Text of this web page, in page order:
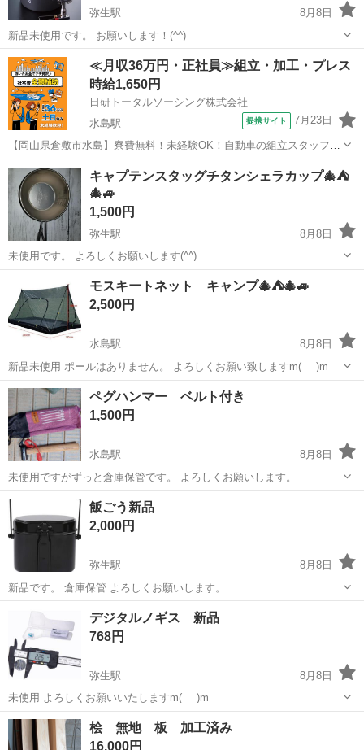
弥生駅
8月8日
新品未使用です。 お願いします！(^^)
岡山 倉敷市 弥生駅 その他 新品
≪月収36万円・正社員≫組立・加工・プレス
時給1,650円
日研トータルソーシング株式会社
水島駅
提携サイト 7月23日
【岡山県倉敷市水島】寮費無料！未経験OK！自動車の組立スタッフ
《お仕事No.NS0089》 お仕事について 車の組立作業です。専用レール
に乗って流れてくる車の骨組みに、車内外の各部品・ハンドル・足回
り・ドア・シートなどの各...
岡山 倉敷市 水島駅 その他
キャプテンスタッグチタンシェラカップ🎄⛺
🎄🚙
1,500円
弥生駅
8月8日
未使用です。 よろしくお願いします(^^)
弥生駅 その他 よろしくお願いします
モスキートネット キャンプ🎄⛺🎄🚙
2,500円
水島駅
8月8日
新品未使用 ポールはありません。 よろしくお願い致しますm(_ _)m
岡山 倉敷市 水島駅 モスキート
ペグハンマー ベルト付き
1,500円
水島駅
8月8日
未使用ですがずっと倉庫保管です。 よろしくお願いします。
倉敷市 水島駅
飯ごう新品
2,000円
弥生駅
8月8日
新品です。 倉庫保管 よろしくお願いします。
弥生駅 その他 飯ごう
デジタルノギス 新品
768円
弥生駅
8月8日
未使用 よろしくお願いいたしますm(_ _)m
岡山 倉敷市 弥生駅 その他 ノギス
桧 無地 板 加工済み
16,000円